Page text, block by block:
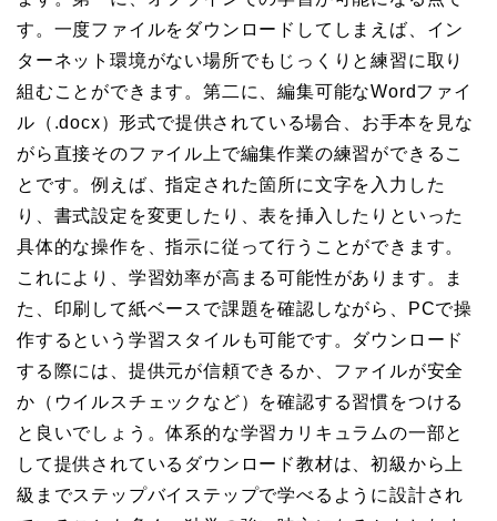
す。一度ファイルをダウンロードしてしまえば、イン
ターネット環境がない場所でもじっくりと練習に取り
組むことができます。第二に、編集可能なWordファイ
ル（.docx）形式で提供されている場合、お手本を見な
がら直接そのファイル上で編集作業の練習ができるこ
とです。例えば、指定された箇所に文字を入力した
り、書式設定を変更したり、表を挿入したりといった
具体的な操作を、指示に従って行うことができます。
これにより、学習効率が高まる可能性があります。ま
た、印刷して紙ベースで課題を確認しながら、PCで操
作するという学習スタイルも可能です。ダウンロード
する際には、提供元が信頼できるか、ファイルが安全
か（ウイルスチェックなど）を確認する習慣をつける
と良いでしょう。体系的な学習カリキュラムの一部と
して提供されているダウンロード教材は、初級から上
級までステップバイステップで学べるように設計され